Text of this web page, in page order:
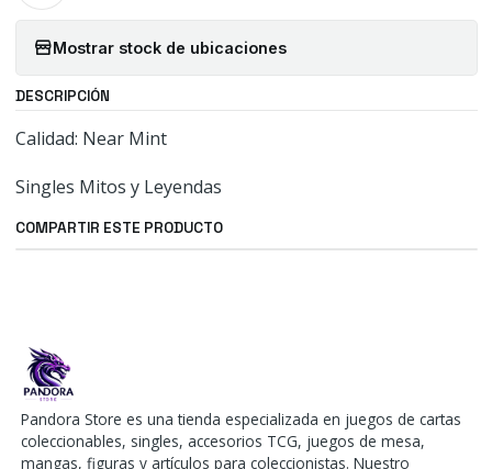
Mostrar stock de ubicaciones
DESCRIPCIÓN
Calidad: Near Mint
Singles Mitos y Leyendas
COMPARTIR ESTE PRODUCTO
Pandora Store es una tienda especializada en juegos de cartas
coleccionables, singles, accesorios TCG, juegos de mesa,
mangas, figuras y artículos para coleccionistas. Nuestro